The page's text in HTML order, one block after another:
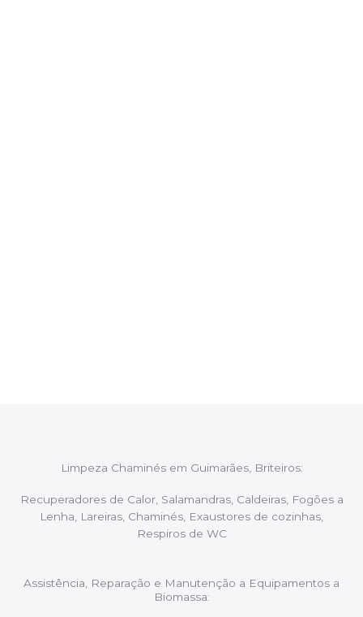
Limpeza Chaminés em Guimarães, Briteiros:
Recuperadores de Calor, Salamandras, Caldeiras, Fogões a
Lenha, Lareiras, Chaminés, Exaustores de cozinhas,
Respiros de WC
Assistência, Reparação e Manutenção a Equipamentos a
Biomassa: